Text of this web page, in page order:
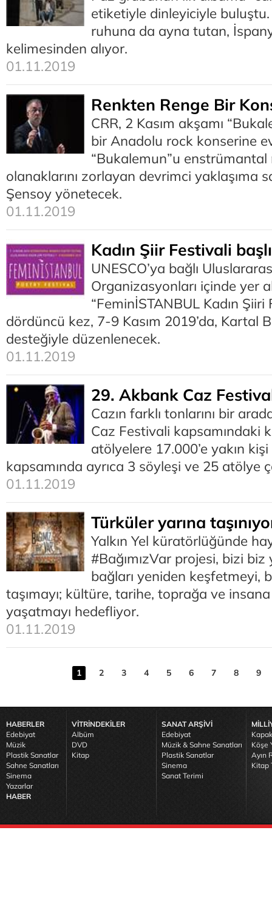
etiketiyle dinleyiciyle
ruhuna da ayna tutan,
kelimesinden alıyor.
01.11.2019
Renkten Renge Bir
CRR, 2 Kasım akşamı
bir Anadolu rock konserine
“Bukalemun”u
olanaklarını zorlayan devrimci yaklaşıma
Şensoy yönetecek.
01.11.2019
Kadın Şiir Festivali
UNESCO’ya bağlı
Organizasyonları içinde yer
“FeminİSTANBUL Kadın Şiiri
dördüncü kez, 7-9 Kasım 2019’da, Kartal
desteğiyle düzenlenecek.
01.11.2019
29. Akbank Caz
Cazın farklı tonlarını bir
Caz Festivali kapsamındaki
atölyelere 17.000’e yakın kişi
kapsamında ayrıca 3 söyleşi ve 25 atölye
01.11.2019
Türküler yarına
Yalkın Yel küratörlüğünde
#BağımızVar projesi, bizi
bağları yeniden keşfetmeyi,
taşımayı; kültüre, tarihe, toprağa ve
yaşatmayı hedefliyor.
01.11.2019
1 2 3 4 5 6 7 8 9
HABERLER
Edebiyat
Müzik
Plastik Sanatlar
Sahne Sanatları
Sinema
Yazarlar
HABER
VİTRİNDEKİLER
Albüm
DVD
Kitap
SANAT ARŞİVİ
Edebiyat
Müzik & Sahne Sanatları
Plastik Sanatlar
Sinema
Sanat Terimi
Köşe
Ayın
Kitap